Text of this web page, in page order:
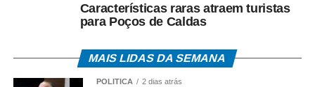
Características raras atraem turistas
para Poços de Caldas
MAIS LIDAS DA SEMANA
POLÍTICA 2 dias atrás